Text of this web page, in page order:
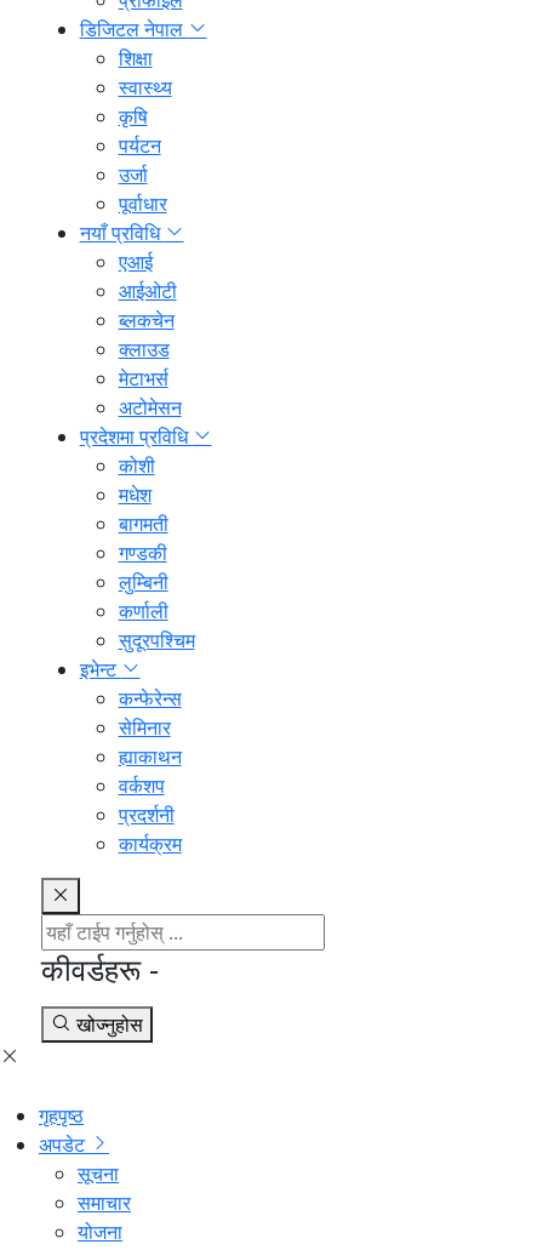
डिजिटल नेपाल
शिक्षा
स्वास्थ्य
कृषि
पर्यटन
उर्जा
पूर्वाधार
नयाँ प्रविधि
एआई
आईओटी
ब्लकचेन
क्लाउड
मेटाभर्स
अटोमेसन
प्रदेशमा प्रविधि
कोशी
मधेश
बागमती
गण्डकी
लुम्बिनी
कर्णाली
सुदूरपश्चिम
इभेन्ट
कन्फेरेन्स
सेमिनार
ह्याकाथन
वर्कशप
प्रदर्शनी
कार्यक्रम
कीवर्डहरू -
खोज्नुहोस
गृहपृष्ठ
अपडेट
सूचना
समाचार
योजना